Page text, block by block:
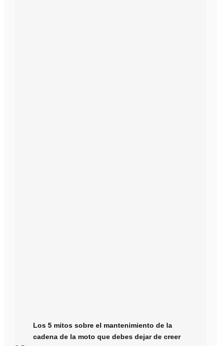
Los 5 mitos sobre el mantenimiento de la
cadena de la moto que debes dejar de creer